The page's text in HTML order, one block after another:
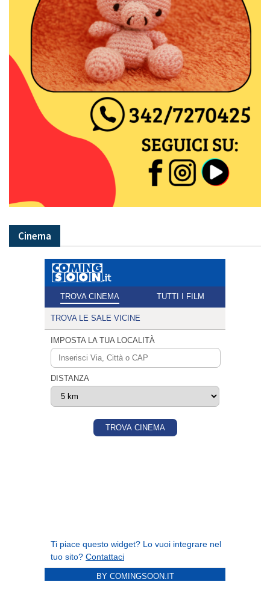
Cinema
BY COMINGSOON.IT